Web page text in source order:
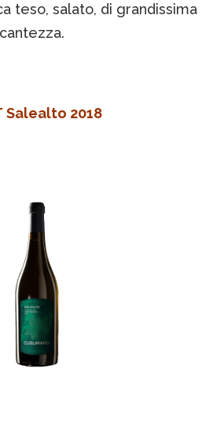
teso, salato, di grandissima
Salealto 2018